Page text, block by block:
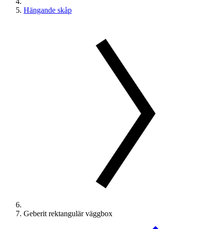
Hängande skåp
Geberit rektangulär väggbox